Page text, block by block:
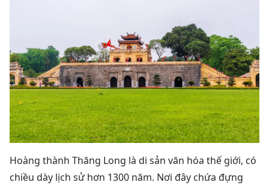
Hoàng thành Thăng Long là di sản văn hóa thế giới, có
chiều dày lịch sử hơn 1300 năm. Nơi đây chứa đựng